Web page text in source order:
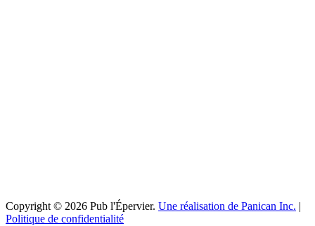
Copyright © 2026 Pub l'Épervier. Une réalisation de Panican Inc. |
Politique de confidentialité